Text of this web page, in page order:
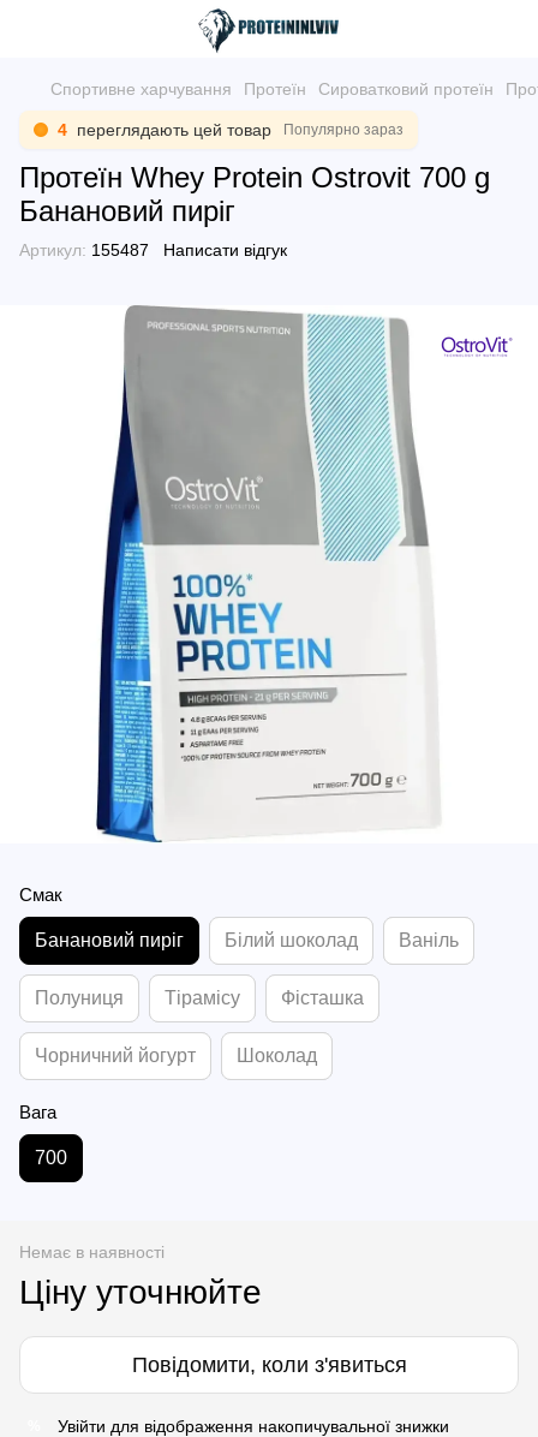
Спортивне харчування Протеїн Сироватковий протеїн
4 переглядають цей товар Популярно зараз
Протеїн Whey Protein Ostrovit 700 g
Банановий пиріг
Артикул: 155487 Написати відгук
Смак
Банановий пиріг Білий шоколад Ваніль
Полуниця Тірамісу Фісташка
Чорничний йогурт Шоколад
Вага
700
Немає в наявності
Ціну уточнюйте
Повідомити, коли з'явиться
Увійти для відображення накопичувальної знижки